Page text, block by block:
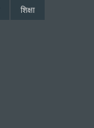
शिक्षा